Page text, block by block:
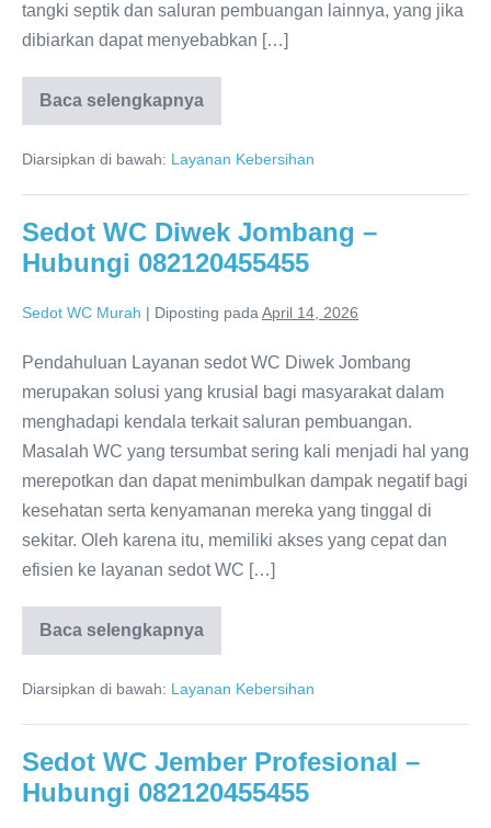
tangki septik dan saluran pembuangan lainnya, yang jika
dibiarkan dapat menyebabkan […]
Baca selengkapnya
Sedot
WC
Terpercaya:
Untuk
Saluran
Anda
Diarsipkan di bawah: Layanan Kebersihan
Sedot WC Diwek Jombang –
Hubungi 082120455455
Sedot WC Murah | Diposting pada April 14, 2026
Pendahuluan Layanan sedot WC Diwek Jombang
merupakan solusi yang krusial bagi masyarakat dalam
menghadapi kendala terkait saluran pembuangan.
Masalah WC yang tersumbat sering kali menjadi hal yang
merepotkan dan dapat menimbulkan dampak negatif bagi
kesehatan serta kenyamanan mereka yang tinggal di
sekitar. Oleh karena itu, memiliki akses yang cepat dan
efisien ke layanan sedot WC […]
Baca selengkapnya
Sedot
WC
Jombang
Hubungi
Diarsipkan di bawah: Layanan Kebersihan
Sedot WC Jember Profesional –
Hubungi 082120455455